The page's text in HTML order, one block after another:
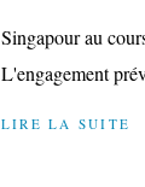
Singapour au
L'engagement
LIRE LA SUITE